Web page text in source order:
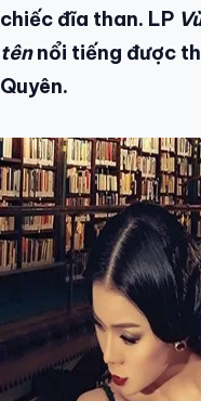
chiếc đĩa than. LP
tênnổi tiếng được
Quyên.